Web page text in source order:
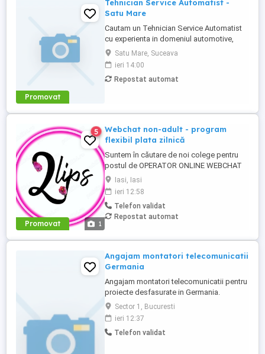
Promovat
Tehnician Service Automatist -
Satu Mare
Cautam un Tehnician Service Automatist
cu experienta in domeniul automotive,
pasionat de robotica si automatizari
industriale. Responsabilitati:
Diagnosticarea erorilor hardware pentru
PLC-uri, roboti si sisteme video
manuala ...
Satu Mare, Suceava
ieri 14:00
Repostat automat
Promovat 1
5
Webchat non-adult - program
flexibil plata zilnică
Suntem în căutare de noi colege pentru
postul de OPERATOR ONLINE WEBCHAT
NON-ADULT. Activitatea se bazează pe
comunicare - se stă în fața unui calculator
și se tastează. Se lucrează de la birou.
Locație fixă - IAȘI Pentru persoanele
interesate de un job cu program part time,
Iasi, Iasi
ieri 12:58
Telefon validat
Repostat automat
Angajam montatori telecomunicatii
Germania
Angajam montatori telecomunicatii pentru
proiecte desfasurate in Germania.
Descrierea jobului: Instalarea si
comisionarea echipamentelor
telecomunicatii la inaltime. Oferim: Salariu
plus diurna Cursuri interne si externe de
Sector 1, Bucuresti
ieri 12:37
Telefon validat